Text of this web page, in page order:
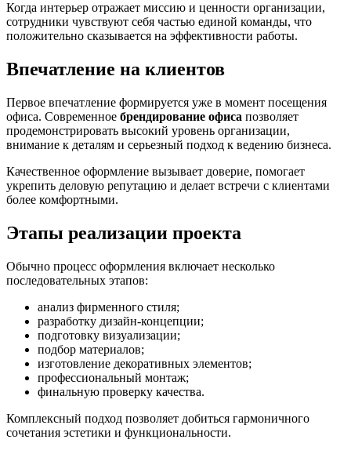
Когда интерьер отражает миссию и ценности организации,
сотрудники чувствуют себя частью единой команды, что
положительно сказывается на эффективности работы.
Впечатление на клиентов
Первое впечатление формируется уже в момент посещения
офиса. Современное брендирование офиса позволяет
продемонстрировать высокий уровень организации,
внимание к деталям и серьезный подход к ведению бизнеса.
Качественное оформление вызывает доверие, помогает
укрепить деловую репутацию и делает встречи с клиентами
более комфортными.
Этапы реализации проекта
Обычно процесс оформления включает несколько
последовательных этапов:
анализ фирменного стиля;
разработку дизайн-концепции;
подготовку визуализации;
подбор материалов;
изготовление декоративных элементов;
профессиональный монтаж;
финальную проверку качества.
Комплексный подход позволяет добиться гармоничного
сочетания эстетики и функциональности.